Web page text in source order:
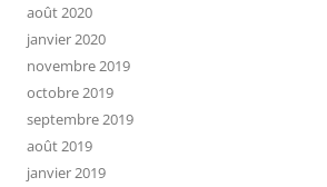
août 2020
janvier 2020
novembre 2019
octobre 2019
septembre 2019
août 2019
janvier 2019